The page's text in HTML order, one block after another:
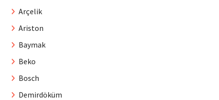
Arçelik
Ariston
Baymak
Beko
Bosch
Demirdöküm